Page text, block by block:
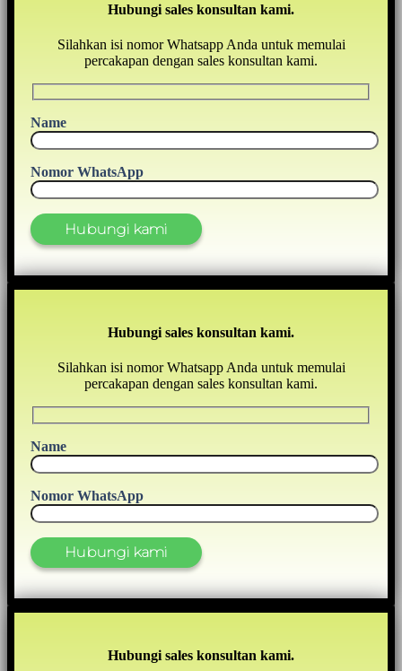
Hubungi sales konsultan kami.
Silahkan isi nomor Whatsapp Anda untuk memulai
percakapan dengan sales konsultan kami.
Name
Nomor WhatsApp
Hubungi sales konsultan kami.
Silahkan isi nomor Whatsapp Anda untuk memulai
percakapan dengan sales konsultan kami.
Name
Nomor WhatsApp
Hubungi sales konsultan kami.